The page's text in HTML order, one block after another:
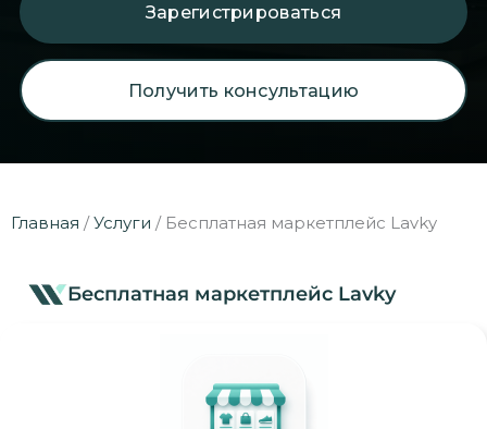
Зарегистрироваться
Получить консультацию
Главная /Услуги / Бесплатная маркетплейс Lavky
Бесплатная маркетплейс Lavky